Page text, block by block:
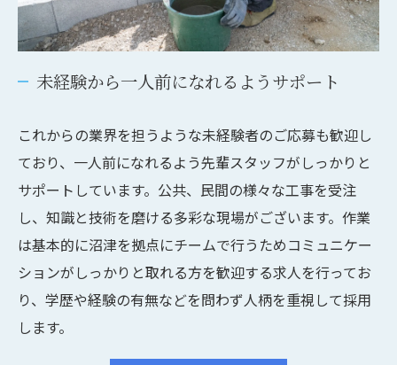
未経験から一人前になれるようサポート
これからの業界を担うような未経験者のご応募も歓迎し
ており、一人前になれるよう先輩スタッフがしっかりと
サポートしています。公共、民間の様々な工事を受注
し、知識と技術を磨ける多彩な現場がございます。作業
は基本的に沼津を拠点にチームで行うためコミュニケー
ションがしっかりと取れる方を歓迎する求人を行ってお
り、学歴や経験の有無などを問わず人柄を重視して採用
します。